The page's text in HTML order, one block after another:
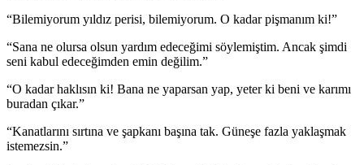
“Bilemiyorum yıldız perisi, bilemiyorum. O kadar pişmanım ki!”
“Sana ne olursa olsun yardım edeceğimi söylemiştim. Ancak şimdi
seni kabul edeceğimden emin değilim.”
“O kadar haklısın ki! Bana ne yaparsan yap, yeter ki beni ve karımı
buradan çıkar.”
“Kanatlarını sırtına ve şapkanı başına tak. Güneşe fazla yaklaşmak
istemezsin.”